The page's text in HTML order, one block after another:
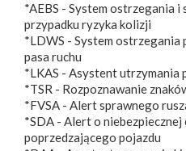
*AEBS - System ostrzegania
przypadku ryzyka kolizji
*LDWS - System ostrzegania
pasa ruchu
*LKAS - Asystent utrzymania
*TSR - Rozpoznawanie
*FVSA - Alert sprawnego
*SDA - Alert o niebezpiecznej
poprzedzającego pojazdu